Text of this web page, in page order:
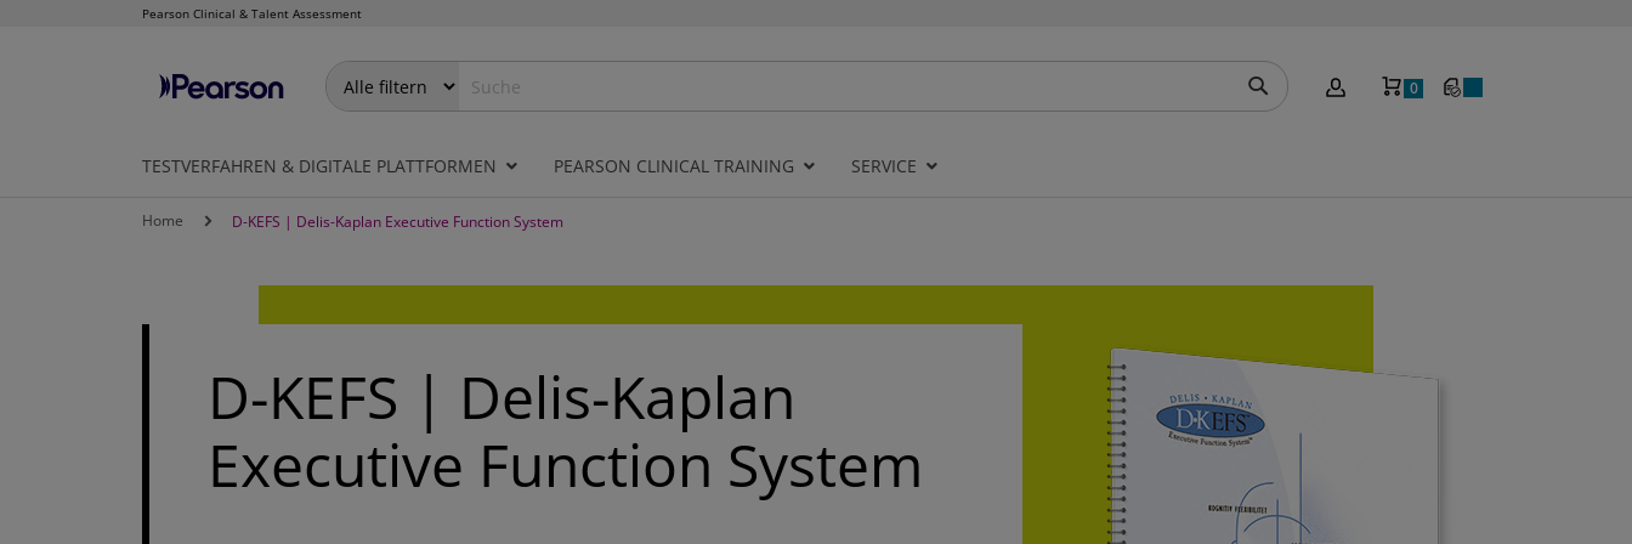
Pearson Clinical & Talent Assessment
Direkt
Mein Warenkorb
0
TESTVERFAHREN & DIGITALE PLATTFORMEN PEARSON CLINICAL TRAINING SERVICE
Home D-KEFS | Delis-Kaplan Executive Function System
D-KEFS | Delis-Kaplan
Executive Function System